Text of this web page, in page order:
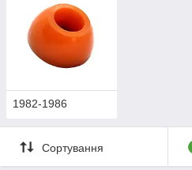
1982-1986
Сортування